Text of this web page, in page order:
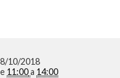
10/2018
11:00a 14:00